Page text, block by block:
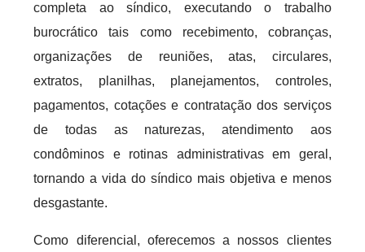
completa ao síndico, executando o trabalho
burocrático tais como recebimento, cobranças,
organizações de reuniões, atas, circulares,
extratos, planilhas, planejamentos, controles,
pagamentos, cotações e contratação dos serviços
de todas as naturezas, atendimento aos
condôminos e rotinas administrativas em geral,
tornando a vida do síndico mais objetiva e menos
desgastante.
Como diferencial, oferecemos a nossos clientes